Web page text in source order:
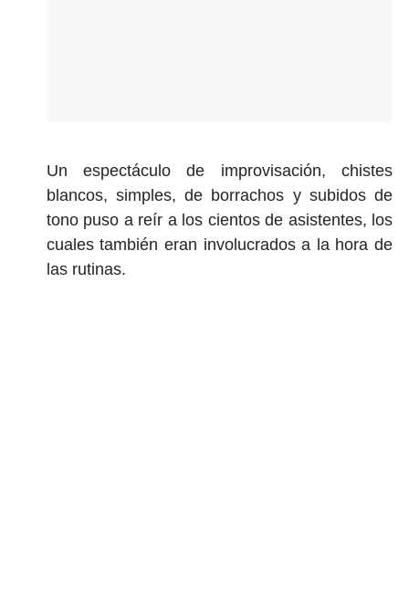
Un espectáculo de improvisación, chistes
blancos, simples, de borrachos y subidos de
tono puso a reír a los cientos de asistentes, los
cuales también eran involucrados a la hora de
las rutinas.